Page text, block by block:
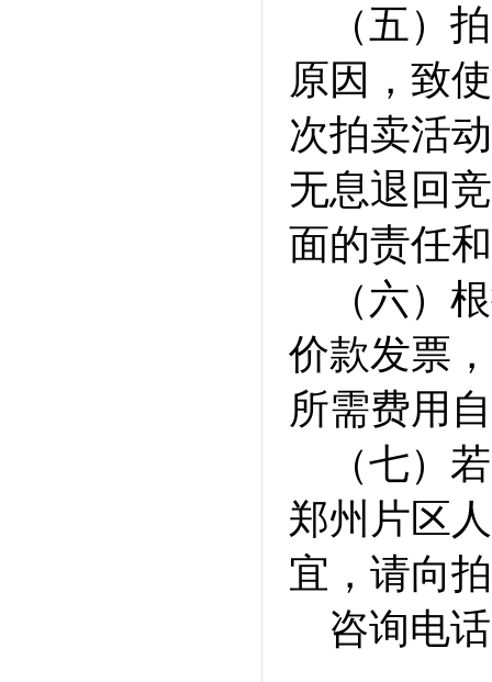
（五）
原因，致
次拍卖活
无息退回
面的责任
（六）
价款发票
所需费用
（七）
郑州片区
宜，请向
咨询电